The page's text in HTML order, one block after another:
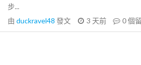
步...
由 duckravel48 發文 3 天前 0個